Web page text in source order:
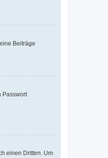
Beiträge
Passwort
einen Dritten. Um